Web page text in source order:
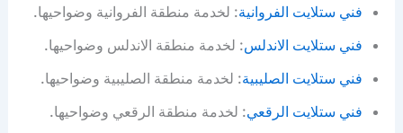
فني ستلايت الفروانية: لخدمة منطقة الفروانية وضواحيها.
فني ستلايت الاندلس: لخدمة منطقة الاندلس وضواحيها.
فني ستلايت الصليبية: لخدمة منطقة الصليبية وضواحيها.
فني ستلايت الرقعي: لخدمة منطقة الرقعي وضواحيها.